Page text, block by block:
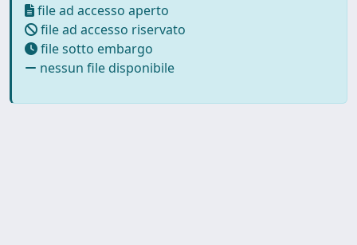
file ad accesso aperto
file ad accesso riservato
file sotto embargo
nessun file disponibile